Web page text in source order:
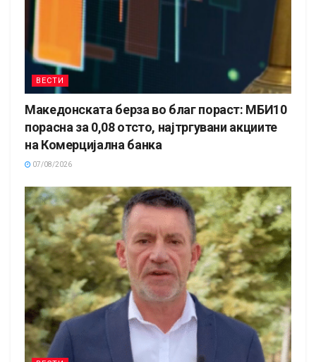
ВЕСТИ
Македонската берза во благ пораст: МБИ10
порасна за 0,08 отсто, најтргувани акциите
на Комерцијална банка
07/08/2026